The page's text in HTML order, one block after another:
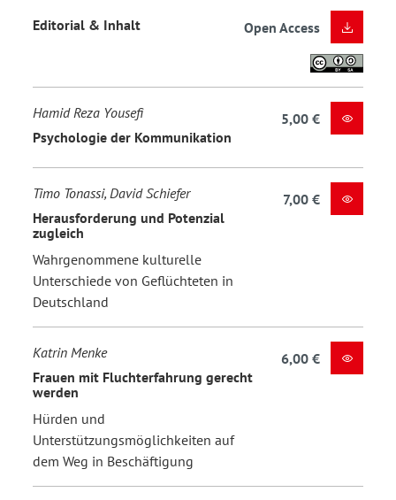
Editorial & Inhalt Open Access
Hamid Reza Yousefi
Psychologie der Kommunikation
5,00 €
Timo Tonassi, David Schiefer
Herausforderung und Potenzial
zugleich
Wahrgenommene kulturelle
Unterschiede von Geflüchteten in
Deutschland
7,00 €
Katrin Menke
Frauen mit Fluchterfahrung gerecht
werden
Hürden und
Unterstützungsmöglichkeiten auf
dem Weg in Beschäftigung
6,00 €